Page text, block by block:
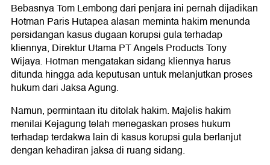
Bebasnya Tom Lembong dari penjara ini pernah dijadikan
Hotman Paris Hutapea alasan meminta hakim menunda
persidangan kasus dugaan korupsi gula terhadap
kliennya, Direktur Utama PT Angels Products Tony
Wijaya. Hotman mengatakan sidang kliennya harus
ditunda hingga ada keputusan untuk melanjutkan proses
hukum dari Jaksa Agung.
Namun, permintaan itu ditolak hakim. Majelis hakim
menilai Kejagung telah menegaskan proses hukum
terhadap terdakwa lain di kasus korupsi gula berlanjut
dengan kehadiran jaksa di ruang sidang.